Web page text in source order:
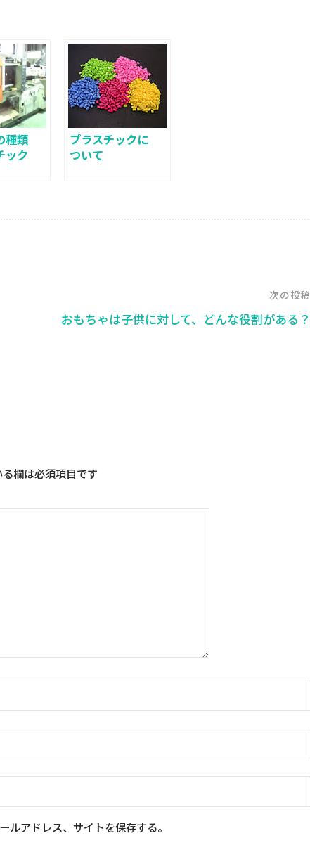
種類
ック
プラスチックに
ついて
次の投稿
おもちゃは子供に対して、どんな役割がある？
欄は必須項目です
アドレス、サイトを保存する。